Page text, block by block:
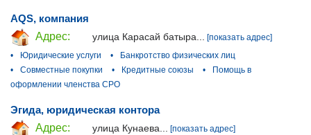
AQS, компания
Адрес:
улица Карасай батыра... [показать адрес]
•
Юридические услуги •
Банкротство физических лиц
•
Совместные покупки • Кредитные союзы •
Помощь в
оформлении членства СРО
Эгида, юридическая контора
Адрес:
улица Кунаева...
[показать адрес]